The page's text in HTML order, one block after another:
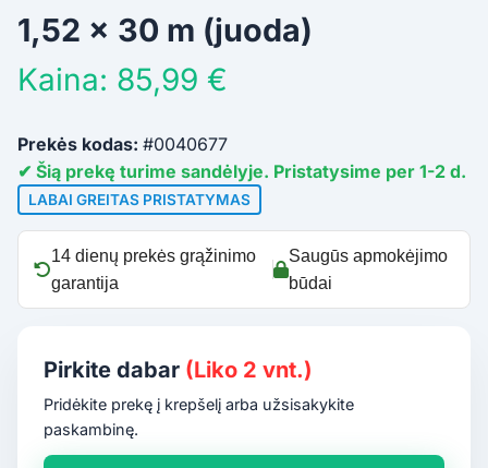
1,52 x 30 m (juoda)
Kaina: 85,99 €
Prekės kodas: #0040677
✔ Šią prekę turime sandėlyje. Pristatysime per 1-2 d.
LABAI GREITAS PRISTATYMAS
14 dienų prekės grąžinimo
garantija
Saugūs apmokėjimo
būdai
Pirkite dabar (Liko 2 vnt.)
Pridėkite prekę į krepšelį arba užsisakykite
paskambinę.